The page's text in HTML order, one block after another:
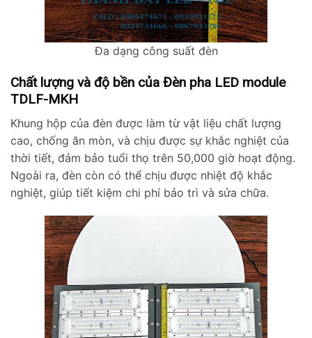
Đa dạng công suất đèn
Chất lượng và độ bền của Đèn pha LED module
TDLF-MKH
Khung hộp của đèn được làm từ vật liệu chất lượng
cao, chống ăn mòn, và chịu được sự khắc nghiệt của
thời tiết, đảm bảo tuổi thọ trên 50,000 giờ hoạt động.
Ngoài ra, đèn còn có thể chịu được nhiệt độ khắc
nghiệt, giúp tiết kiệm chi phí bảo trì và sửa chữa.